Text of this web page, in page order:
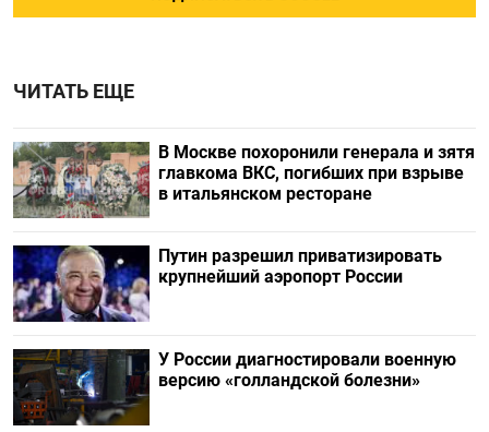
ЧИТАТЬ ЕЩЕ
В Москве похоронили генерала и зятя
главкома ВКС, погибших при взрыве
в итальянском ресторане
Путин разрешил приватизировать
крупнейший аэропорт России
У России диагностировали военную
версию «голландской болезни»